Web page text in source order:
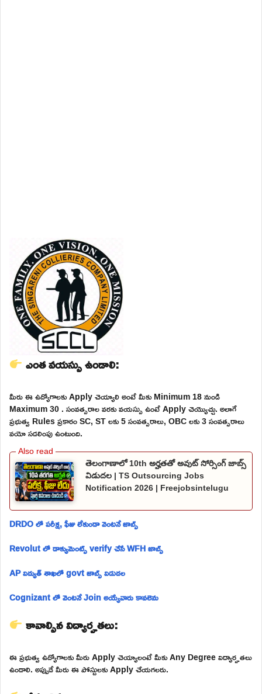
ఎంత వయస్సు ఉండాలి:
మీరు ఈ ఉద్యోగాలకు Apply చెయ్యాలి అంటే మీకు Minimum 18 నుండి
Maximum 30 . సంవత్సరాల వరకు వయస్సు ఉంటే Apply చెయ్యొచ్చు. అలాగే
ప్రభుత్వ Rules ప్రకారం SC, ST లకు 5 సంవత్సరాలు, OBC లకు 3 సంవత్సరాలు
వయో సడలింపు ఉంటుంది.
తెలంగాణాలో 10th అర్హతతో అవుట్ సోర్సింగ్ జాబ్స్
విడుదల | TS Outsourcing Jobs
Notification 2026 | Freejobsintelugu
DRDO లో పరీక్ష, ఫీజు లేకుండా వెంటనే జాబ్స్
Revolut లో డాక్యుమెంట్స్ verify చేసే WFH జాబ్స్
AP విద్యుత్ శాఖలో govt జాబ్స్ విడుదల
Cognizant లో వెంటనే Join అయ్యేవారు కావలెను
కావాల్సిన విద్యార్హతలు:
ఈ ప్రభుత్వ ఉద్యోగాలకు మీరు Apply చెయ్యాలంటే మీకు Any Degree విద్యార్హతలు
ఉండాలి. అప్పుడే మీరు ఈ పోస్టులకు Apply చేయగలరు.